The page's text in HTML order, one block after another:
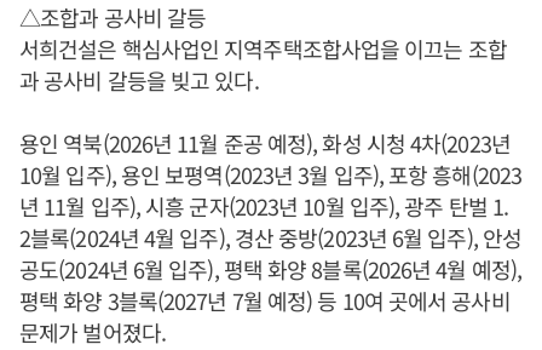
△조합과 공사비 갈등
서희건설은 핵심사업인 지역주택조합사업을 이끄는 조합
과 공사비 갈등을 빚고 있다.
용인 역북(2026년 11월 준공 예정), 화성 시청 4차(2023년
10월 입주), 용인 보평역(2023년 3월 입주), 포항 흥해(2023
년 11월 입주), 시흥 군자(2023년 10월 입주), 광주 탄벌 1.
2블록(2024년 4월 입주), 경산 중방(2023년 6월 입주), 안성
공도(2024년 6월 입주), 평택 화양 8블록(2026년 4월 예정),
평택 화양 3블록(2027년 7월 예정) 등 10여 곳에서 공사비
문제가 벌어졌다.